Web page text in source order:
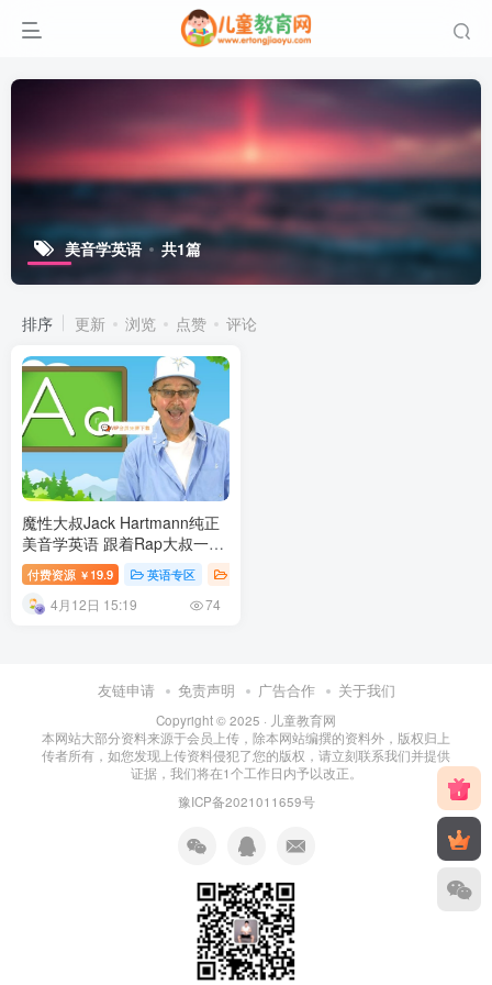
美音学英语 共1篇
排序 更新 浏览 点赞 评论
魔性大叔Jack Hartmann纯正
美音学英语 跟着Rap大叔一起
跳舞全1692集 百度网盘下载
付费资源 ￥ 19.9 英语专区
4月12日 15:19 74
友链申请 免责声明 广告合作 关于我们
Copyright © 2025 · 儿童教育网
本网站大部分资料来源于会员上传，除本网站编撰的资料外，版权归上
传者所有，如您发现上传资料侵犯了您的版权，请立刻联系我们并提供
证据，我们将在1个工作日内予以改正。
豫ICP备2021011659号